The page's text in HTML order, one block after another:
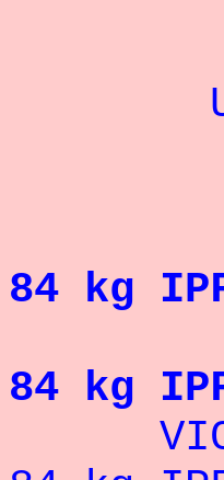
Une
84 kg
84 kg
VICE-